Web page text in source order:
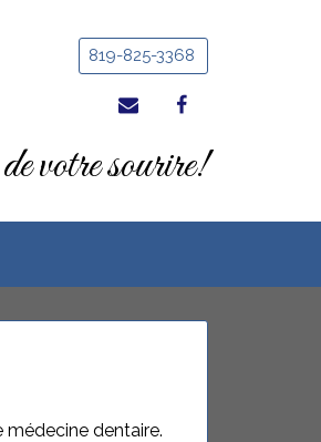
819-825-3368
 
votre sourire!
médecine dentaire.